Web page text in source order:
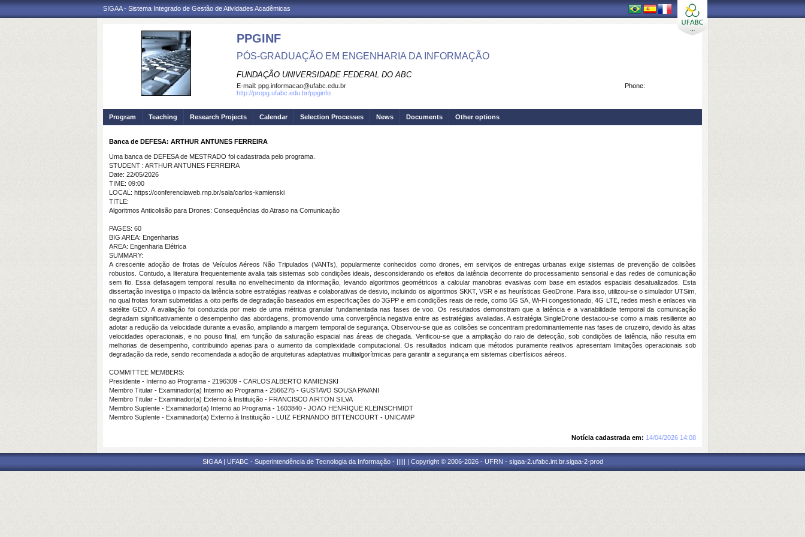
SIGAA - Sistema Integrado de Gestão de Atividades Acadêmicas
PPGINF
PÓS-GRADUAÇÃO EM ENGENHARIA DA INFORMAÇÃO
FUNDAÇÃO UNIVERSIDADE FEDERAL DO ABC
Phone:
E-mail: ppg.informacao@ufabc.edu.br
http://propg.ufabc.edu.br/ppginfo
Program Teaching Research Projects Calendar Selection Processes News Documents Other options
Banca de DEFESA: ARTHUR ANTUNES FERREIRA
Uma banca de DEFESA de MESTRADO foi cadastrada pelo programa.
STUDENT : ARTHUR ANTUNES FERREIRA
Date: 22/05/2026
TIME: 09:00
LOCAL: https://conferenciaweb.rnp.br/sala/carlos-kamienski
TITLE:
Algoritmos Anticolisão para Drones: Consequências do Atraso na Comunicação
PAGES: 60
BIG AREA: Engenharias
AREA: Engenharia Elétrica
SUMMARY:
A crescente adoção de frotas de Veículos Aéreos Não Tripulados (VANTs), popularmente conhecidos como drones, em serviços de entregas urbanas exige sistemas de prevenção de colisões
robustos. Contudo, a literatura frequentemente avalia tais sistemas sob condições ideais, desconsiderando os efeitos da latência decorrente do processamento sensorial e das redes de comunicação
sem fio. Essa defasagem temporal resulta no envelhecimento da informação, levando algoritmos geométricos a calcular manobras evasivas com base em estados espaciais desatualizados. Esta
dissertação investiga o impacto da latência sobre estratégias reativas e colaborativas de desvio, incluindo os algoritmos SKKT, VSR e as heurísticas GeoDrone. Para isso, utilizou-se o simulador UTSim,
no qual frotas foram submetidas a oito perfis de degradação baseados em especificações do 3GPP e em condições reais de rede, como 5G SA, Wi-Fi congestionado, 4G LTE, redes mesh e enlaces via
satélite GEO. A avaliação foi conduzida por meio de uma métrica granular fundamentada nas fases de voo. Os resultados demonstram que a latência e a variabilidade temporal da comunicação
degradam significativamente o desempenho das abordagens, promovendo uma convergência negativa entre as estratégias avaliadas. A estratégia SingleDrone destacou-se como a mais resiliente ao
adotar a redução da velocidade durante a evasão, ampliando a margem temporal de segurança. Observou-se que as colisões se concentram predominantemente nas fases de cruzeiro, devido às altas
velocidades operacionais, e no pouso final, em função da saturação espacial nas áreas de chegada. Verificou-se que a ampliação do raio de detecção, sob condições de latência, não resulta em
melhorias de desempenho, contribuindo apenas para o aumento da complexidade computacional. Os resultados indicam que métodos puramente reativos apresentam limitações operacionais sob
degradação da rede, sendo recomendada a adoção de arquiteturas adaptativas multialgorítmicas para garantir a segurança em sistemas ciberfísicos aéreos.
COMMITTEE MEMBERS:
Presidente - Interno ao Programa - 2196309 - CARLOS ALBERTO KAMIENSKI
Membro Titular - Examinador(a) Interno ao Programa - 2566275 - GUSTAVO SOUSA PAVANI
Membro Titular - Examinador(a) Externo à Instituição - FRANCISCO AIRTON SILVA
Membro Suplente - Examinador(a) Interno ao Programa - 1603840 - JOAO HENRIQUE KLEINSCHMIDT
Membro Suplente - Examinador(a) Externo à Instituição - LUIZ FERNANDO BITTENCOURT - UNICAMP
Notícia cadastrada em: 14/04/2026 14:08
SIGAA | UFABC - Superintendência de Tecnologia da Informação - ||||| | Copyright © 2006-2026 - UFRN - sigaa-2.ufabc.int.br.sigaa-2-prod